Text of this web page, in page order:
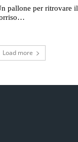
pallone per ritrovare il
Load more